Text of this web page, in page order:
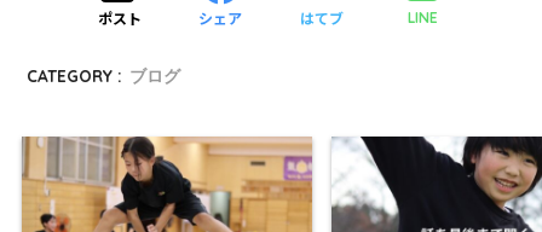
ポスト シェア はてブ LINE
CATEGORY : ブログ